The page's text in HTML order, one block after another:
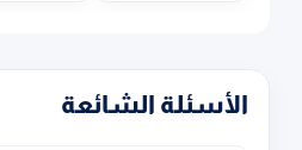
الأسئلة الشائعة